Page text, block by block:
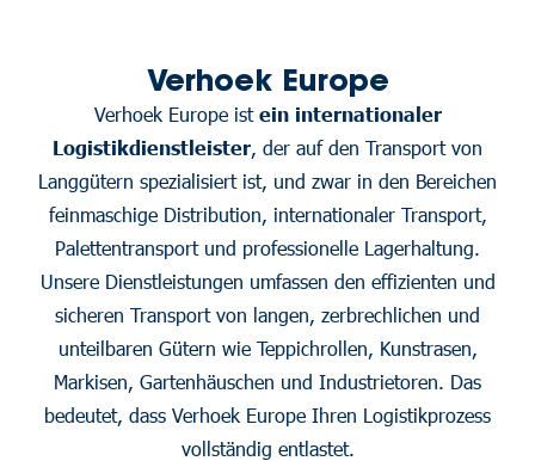
Verhoek Europe
Verhoek Europe ist ein internationaler
Logistikdienstleister, der auf den Transport von
Langgütern spezialisiert ist, und zwar in den Bereichen
feinmaschige Distribution, internationaler Transport,
Palettentransport und professionelle Lagerhaltung.
Unsere Dienstleistungen umfassen den effizienten und
sicheren Transport von langen, zerbrechlichen und
unteilbaren Gütern wie Teppichrollen, Kunstrasen,
Markisen, Gartenhäuschen und Industrietoren. Das
bedeutet, dass Verhoek Europe Ihren Logistikprozess
vollständig entlastet.